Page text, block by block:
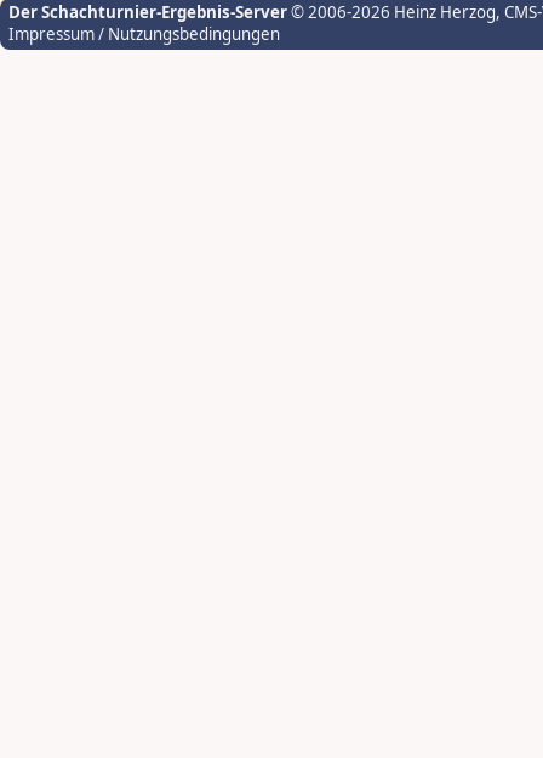
Der Schachturnier-Ergebnis-Server© 2006-2026 Heinz Herzog,
Impressum / Nutzungsbedingungen